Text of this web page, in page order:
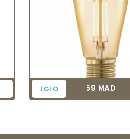
EGLO Prix
59 MAD